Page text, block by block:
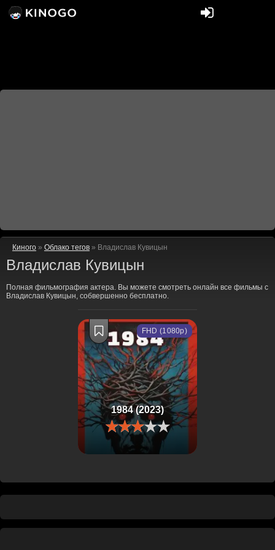
Киного » Облако тегов » Владислав Кувицын
Владислав Кувицын
Полная фильмография актера. Вы можете смотреть онлайн все фильмы с
Владислав Кувицын, собвершенно бесплатно.
1984 (2023)
FHD (1080p)